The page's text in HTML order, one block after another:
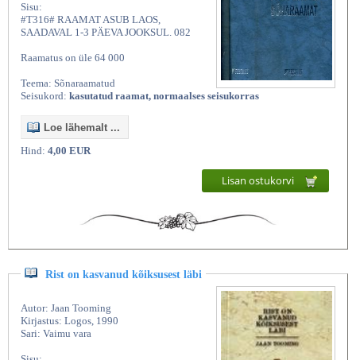
Sisu:
#T316# RAAMAT ASUB LAOS,
SAADAVAL 1-3 PÄEVA JOOKSUL. 082
Raamatus on üle 64 000
Teema: Sõnaraamatud
Seisukord: kasutatud raamat, normaalses seisukorras
Loe lähemalt ...
Hind: 4,00 EUR
Lisan ostukorvi
Rist on kasvanud kõiksusest läbi
Autor: Jaan Tooming
Kirjastus: Logos, 1990
Sari: Vaimu vara